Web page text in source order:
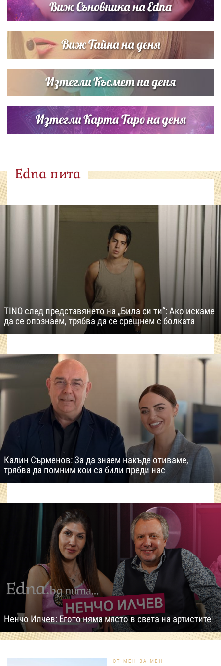
Виж Съновника на Edna
Виж Тайна на деня
Изтегли Късмет на деня
Изтегли Карта Таро на деня
Edna пита
TINO след представянето на „Била си ти“: Ако искаме
да се опознаем, трябва да се срещнем с болката
Калин Сърменов: За да знаем накъде отиваме,
трябва да помним кои са били преди нас
Ненчо Илчев: Егото няма място в света на артистите
ОТ МЕН ЗА МЕН